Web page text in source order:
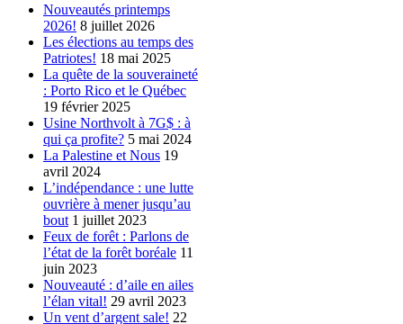
Nouveautés printemps
2026! 8 juillet 2026
Les élections au temps des
Patriotes! 18 mai 2025
La quête de la souveraineté
: Porto Rico et le Québec
19 février 2025
Usine Northvolt à 7G$ : à
qui ça profite? 5 mai 2024
La Palestine et Nous 19
avril 2024
L’indépendance : une lutte
ouvrière à mener jusqu’au
bout 1 juillet 2023
Feux de forêt : Parlons de
l’état de la forêt boréale 11
juin 2023
Nouveauté : d’aile en ailes
l’élan vital! 29 avril 2023
Un vent d’argent sale! 22